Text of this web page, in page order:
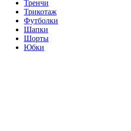
Тренчи
Трикотаж
Футболки
Шапки
Шорты
Юбки